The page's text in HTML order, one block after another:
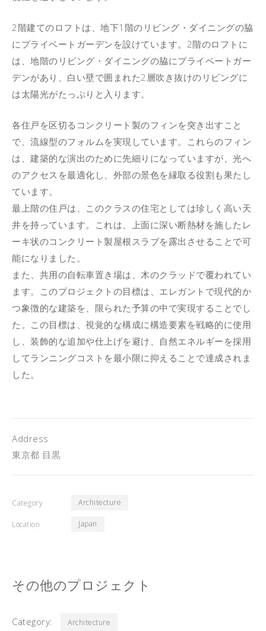
2階建てのロフトは、地下1階のリビング・ダイニングの脇
にプライベートガーデンを設けています。2階のロフトに
は、地階のリビング・ダイニングの脇にプライベートガー
デンがあり、白い壁で囲まれた2層吹き抜けのリビングに
は太陽光がたっぷりと入ります。
各住戸を区切るコンクリート製のフィンを突き出すこと
で、流線型のフォルムを実現しています。これらのフィン
は、建築的な演出のために先細りになっていますが、光へ
のアクセスを最適化し、外部の景色を縁取る役割も果たし
ています。
最上階の住戸は、このクラスの住宅としては珍しく高い天
井を持っています。これは、上面に深い断熱材を施したレ
ーキ状のコンクリート製屋根スラブを露出させることで可
能になりました。
また、共用の自転車置き場は、木のクラッドで覆われてい
ます。このプロジェクトの目標は、エレガントで現代的か
つ象徴的な建築を、限られた予算の中で実現することでし
た。この目標は、視覚的な構成に構造要素を戦略的に使用
し、装飾的な追加や仕上げを避け、自然エネルギーを採用
してランニングコストを最小限に抑えることで達成されま
した。
Address
東京都 目黒
Category Architecture
Location Japan
その他のプロジェクト
Category: Architecture